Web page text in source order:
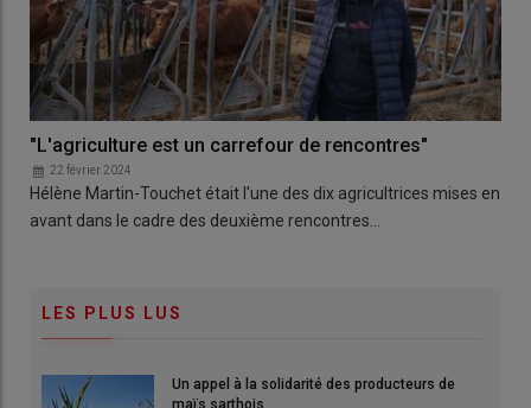
"L'agriculture est un carrefour de rencontres"
22 février 2024
Hélène Martin-Touchet était l'une des dix agricultrices mises en
avant dans le cadre des deuxième rencontres…
LES PLUS LUS
Un appel à la solidarité des producteurs de